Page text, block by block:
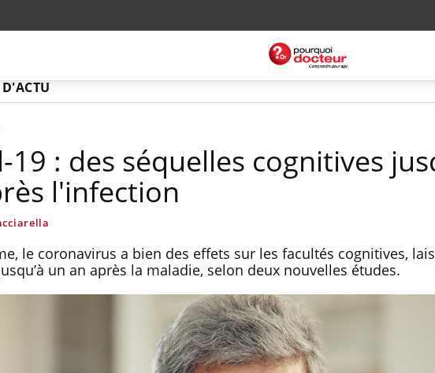
19 : des séquelles cognitives
l'infection
le coronavirus a bien des effets sur les facultés cognitives,
un an après la maladie, selon deux nouvelles études.